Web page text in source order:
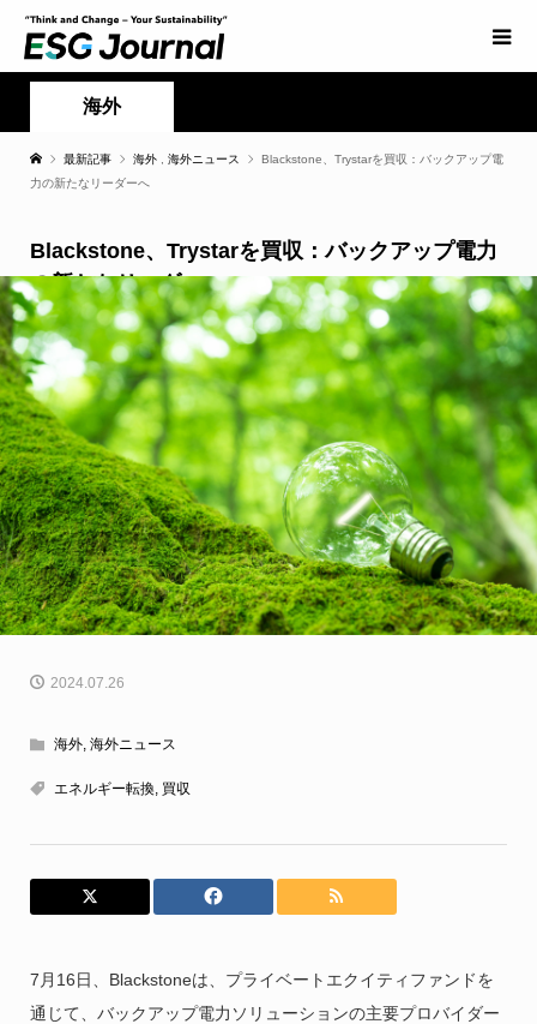
海外
最新記事 海外 海外ニュース
Blackstone、Trystarを買収：バックアップ電
力の新たなリーダーへ
Blackstone、Trystarを買収：バックアップ電力
の新たなリーダーへ
2024.07.26
海外, 海外ニュース
エネルギー転換, 買収
7月16日、Blackstoneは、プライベートエクイティファンドを
通じて、バックアップ電力ソリューションの主要プロバイダー